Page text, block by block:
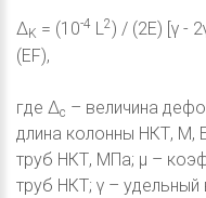
ΔK = (10-4 L 2) / (2E) [γ -
(EF),
где Δc – величина
длина колонны НКТ, M,
труб НКТ, MПа; μ –
труб НКТ; γ –